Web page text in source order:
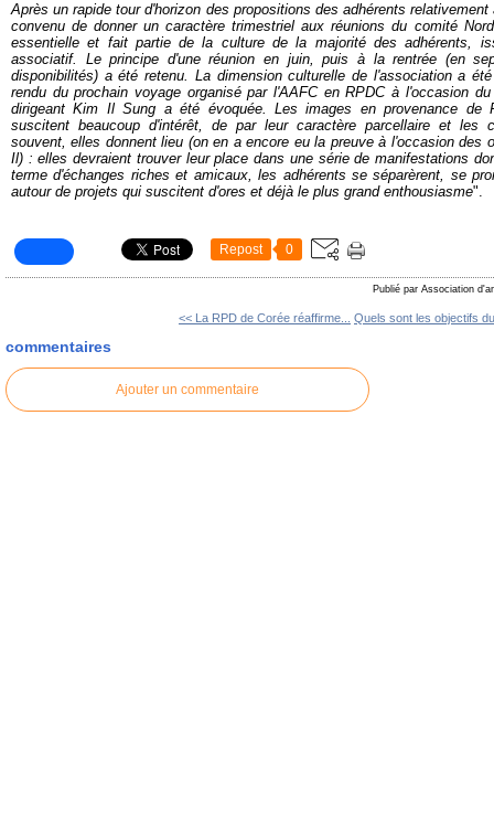
Après un rapide tour d'horizon des propositions des adhérents
convenu de donner un caractère trimestriel aux réunions du comité
essentielle et fait partie de la culture de la majorité des adhérents,
associatif. Le principe d'une réunion en juin, puis à la rentrée (en
disponibilités) a été retenu. La dimension culturelle de l'association a
rendu du prochain voyage organisé par l'AAFC en RPDC à l'occasion
dirigeant Kim Il Sung a été évoquée. Les images en provenance de
suscitent beaucoup d'intérêt, de par leur caractère parcellaire et les
souvent, elles donnent lieu (on en a encore eu la preuve à l'occasion des
Il) : elles devraient trouver leur place dans une série de manifestations
terme d'échanges riches et amicaux, les adhérents se séparèrent, se
autour de projets qui suscitent d'ores et déjà le plus grand enthousiasme".
Repost 0
Publié par Association
<< La RPD de Corée réaffirme... Quels sont les objectifs
commentaires
Ajouter un commentaire